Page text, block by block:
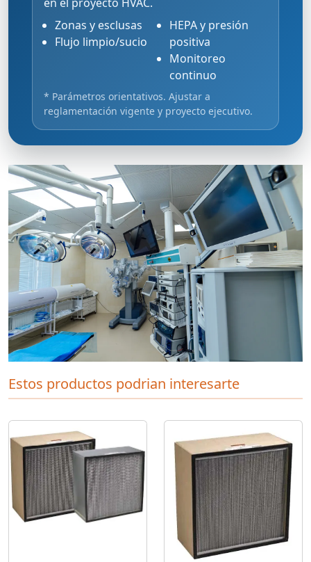
Zonas y esclusas
Flujo limpio/sucio
HEPA y presión
positiva
Monitoreo
continuo
* Parámetros orientativos. Ajustar a
reglamentación vigente y proyecto ejecutivo.
Estos productos podrian interesarte